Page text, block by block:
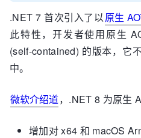
.NET 7 首次引入了以原生
此特性，开发者使用原生
(self-contained) 的版本，它
中。
微软介绍道，.NET 8 为原生
增加对 x64 和 macOS